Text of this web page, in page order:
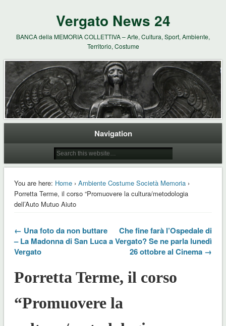
Vergato News 24
BANCA della MEMORIA COLLETTIVA – Arte, Cultura, Sport, Ambiente,
Territorio, Costume
Navigation
You are here: Home› Ambiente Costume Società Memoria›
Porretta Terme, il corso “Promuovere la cultura/metodologia
dell’Auto Mutuo Aiuto
← Una foto da non buttare
– La Madonna di San Luca a
Vergato
Che fine farà l’Ospedale di
Vergato? Se ne parla lunedì
26 ottobre al Cinema →
Porretta Terme, il corso
“Promuovere la